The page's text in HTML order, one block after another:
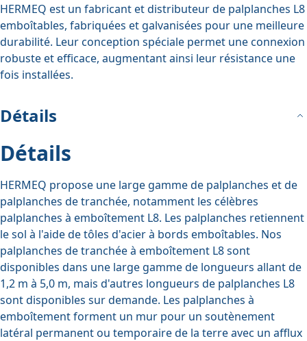
HERMEQ est un fabricant et distributeur de palplanches L8
emboîtables, fabriquées et galvanisées pour une meilleure
durabilité. Leur conception spéciale permet une connexion
robuste et efficace, augmentant ainsi leur résistance une
fois installées.
Détails
Détails
HERMEQ propose une large gamme de palplanches et de
palplanches de tranchée, notamment les célèbres
palplanches à emboîtement L8. Les palplanches retiennent
le sol à l'aide de tôles d'acier à bords emboîtables. Nos
palplanches de tranchée à emboîtement L8 sont
disponibles dans une large gamme de longueurs allant de
1,2 m à 5,0 m, mais d'autres longueurs de palplanches L8
sont disponibles sur demande. Les palplanches à
emboîtement forment un mur pour un soutènement
latéral permanent ou temporaire de la terre avec un afflux